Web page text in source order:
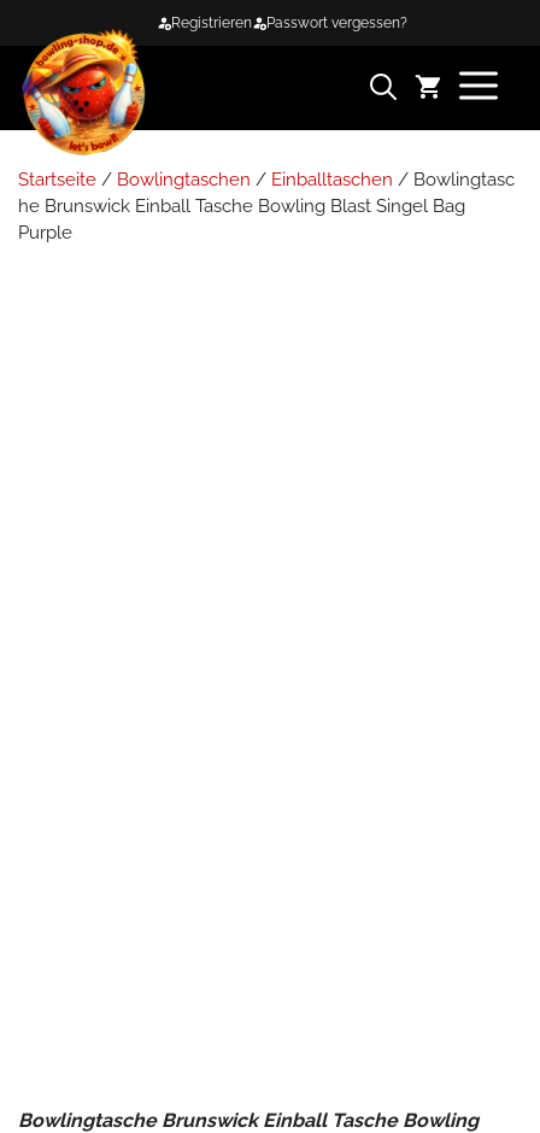
springen
Registrieren Passwort vergessen?
Startseite / Bowlingtaschen / Einballtaschen / Bowlingtasc
he Brunswick Einball Tasche Bowling Blast Singel Bag
Purple
Bowlingtasche Brunswick Einball Tasche Bowling